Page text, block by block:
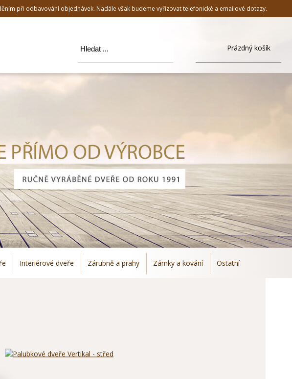
při odbavování objednávek. Nadále však budeme vyřizovat telefonické a emailové dotazy.
Prázdný košík
Interiérové dveře Zárubně a prahy Zámky a kování Ostatní